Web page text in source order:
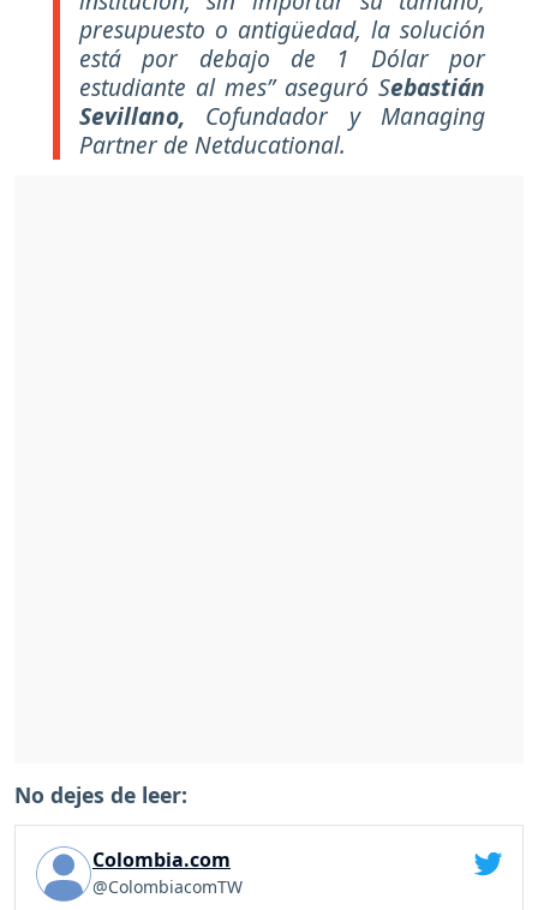
presupuesto o antigüedad, la solución
está por debajo de 1 Dólar por
estudiante al mes” aseguró Sebastián
Sevillano, Cofundador y Managing
Partner de Netducational.
No dejes de leer:
Colombia.com
@ColombiacomTW